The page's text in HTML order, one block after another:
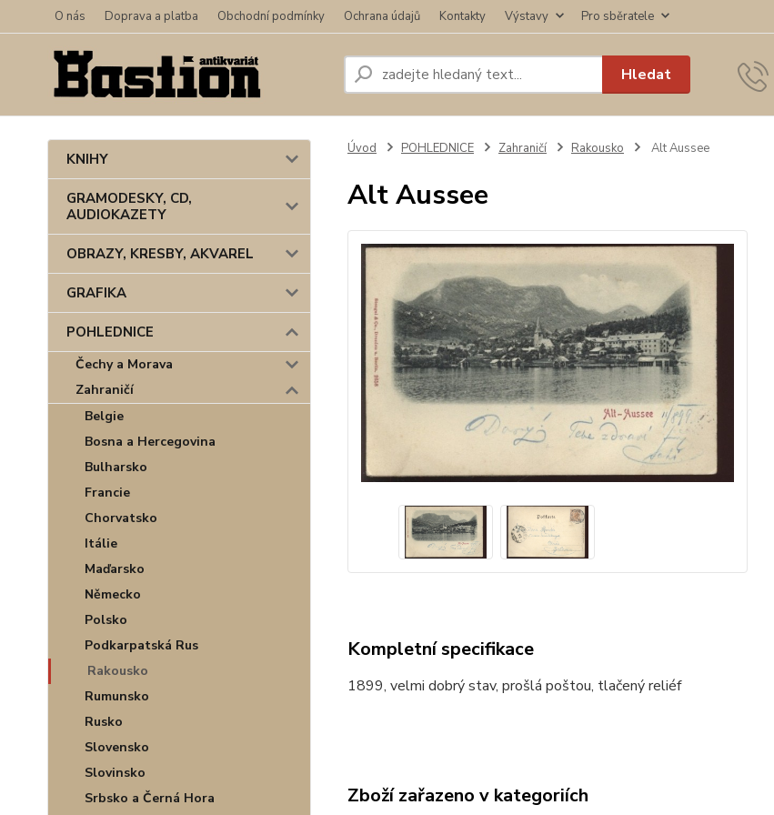
O nás Doprava a platba Obchodní podmínky Ochrana údajů Kontakty Výstavy Pro sběratele
Hledat
KNIHY
GRAMODESKY, CD,
AUDIOKAZETY
OBRAZY, KRESBY, AKVAREL
GRAFIKA
POHLEDNICE
Čechy a Morava
Zahraničí
Belgie
Bosna a Hercegovina
Bulharsko
Francie
Chorvatsko
Itálie
Maďarsko
Německo
Polsko
Podkarpatská Rus
Rakousko
Rumunsko
Rusko
Slovensko
Slovinsko
Srbsko a Černá Hora
Úvod POHLEDNICE Zahraničí Rakousko Alt Aussee
Alt Aussee
Kompletní specifikace
1899, velmi dobrý stav, prošlá poštou, tlačený reliéf
Zboží zařazeno v kategoriích